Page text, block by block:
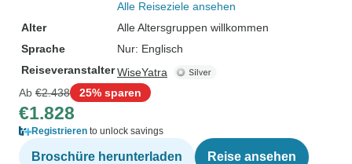
Alle Reiseziele ansehen
Alter
Alle Altersgruppen willkommen
Sprache
Nur: Englisch
ReiseveranstalterWiseYatra
Ab €2.438 25% sparen
€1.828
Registrieren to unlock savings
Broschüre herunterladen Reise ansehen